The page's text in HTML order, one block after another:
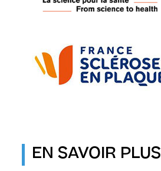
EN SAVOIR PLUS